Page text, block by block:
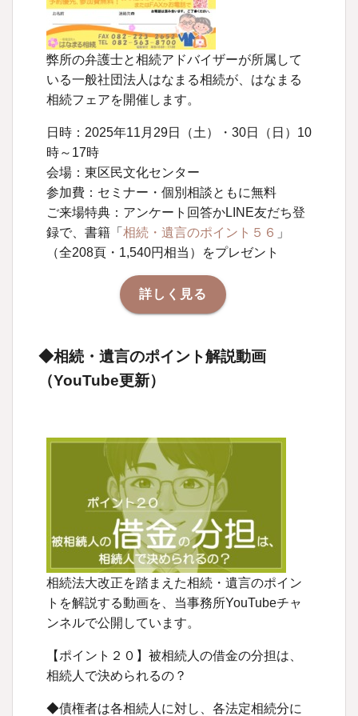
弊所の弁護士と相続アドバイザーが所属して
いる一般社団法人はなまる相続が、はなまる
相続フェアを開催します。
日時：2025年11月29日（土）・30日（日）10
時～17時
会場：東区民文化センター
参加費：セミナー・個別相談ともに無料
ご来場特典：アンケート回答かLINE友だち登
録で、書籍「 相続・遺言のポイント５６ 」
（全208頁・1,540円相当）をプレゼント
詳しく見る
◆相続・遺言のポイント解説動画
（YouTube更新）
相続法大改正を踏まえた相続・遺言のポイン
トを解説する動画を、当事務所YouTubeチャ
ンネルで公開しています。
【ポイント２０】被相続人の借金の分担は、
相続人で決められるの？
◆債権者は各相続人に対し、各法定相続分に